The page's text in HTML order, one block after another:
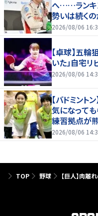
へ……ランキ
勢いは続く
2026/08/06
【卓球】五
いた」自宅
2026/08/06
【バドミン
気になって
練習拠点が
たり前じゃな
2026/08/06
TOP 野球 【巨人】肉離